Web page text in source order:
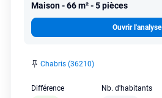
Maison 66 m² - 5 pièces
Ouvrir l'analyse
Chabris (36210)
Différence
Nb. d'habitants